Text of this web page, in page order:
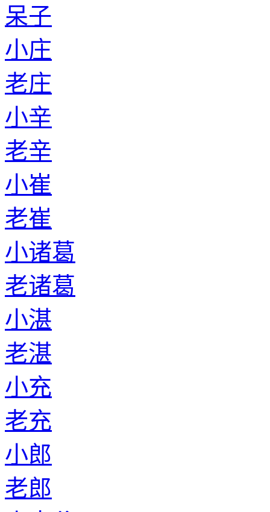
小充
老充
小郎
老郎
小夹谷
老夹谷
小唐
老唐
小符
老符
小蒙
老蒙
小魏
老魏
小尹